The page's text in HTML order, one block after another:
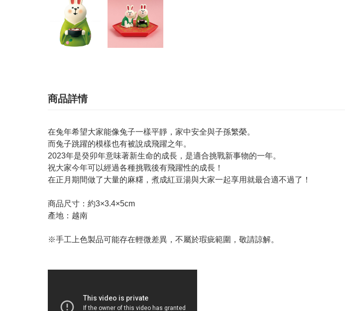
商品詳情
在兔年希望大家能像兔子一樣平靜，家中安全與子孫繁榮。
而兔子跳躍的模樣也有被說成飛躍之年。
2023年是癸卯年意味著新生命的成長，是適合挑戰新事物的一年。
祝大家今年可以經過各種挑戰後有飛躍性的成長！
在正月期間做了大量的麻糬，煮成紅豆湯與大家一起享用就最合適不過了！
商品尺寸：約3×3.4×5cm
產地：越南
※手工上色製品可能存在輕微差異，不屬於瑕疵範圍，敬請諒解。